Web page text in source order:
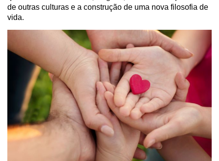
de outras culturas e a construção de uma nova filosofia de
vida.